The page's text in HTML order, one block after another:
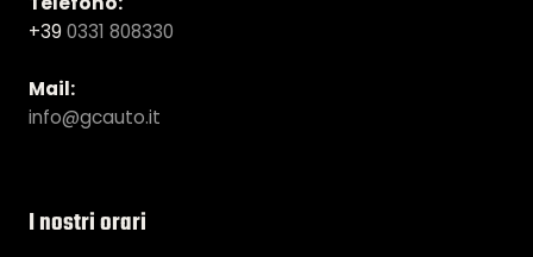
+39 0331 808330
Mail:
info@gcauto.it
I nostri orari